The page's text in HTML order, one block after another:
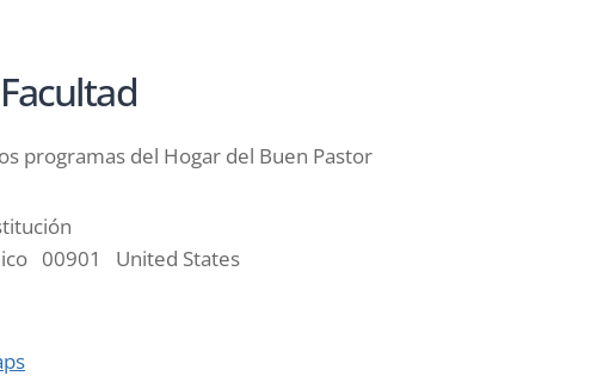
programas del Hogar del Buen Pastor
00901
United States